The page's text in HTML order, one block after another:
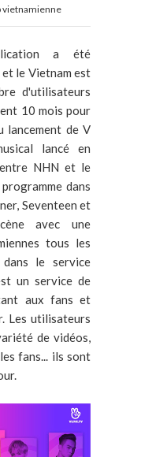
vietnamienne
a été
le Vietnam est
d'utilisateurs
10 mois pour
lancement de V
lancé en
NHN et le
dans
Seventeen et
avec une
tous les
le service
un service de
aux fans et
Les utilisateurs
de vidéos,
fans... ils sont